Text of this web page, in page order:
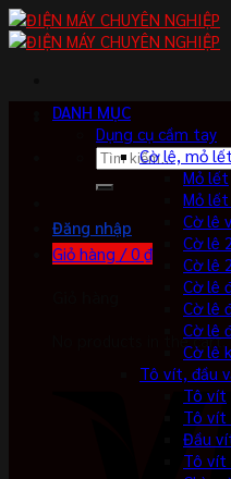
Skip
to
Tìm
kiếm:
Đăng nhập
Giỏ hàng /0 ₫
No products in the cart.
DANH MỤC
Dụng cụ cầm tay
Cờ lê, mỏ
Mỏ lết
Mỏ
Cờ lê
Cờ lê
Cờ lê
Cờ lê
Cờ lê
Cờ lê
Cờ lê
Tô vít, đầu
Tô vít
Tô vít
Đầu
Tô vít